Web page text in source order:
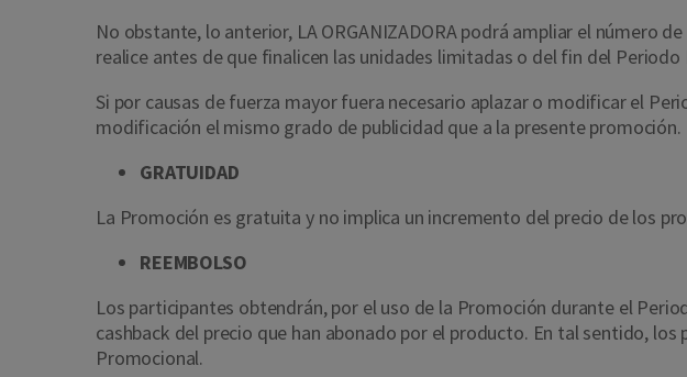
No obstante, lo anterior, LA ORGANIZADORA podrá ampliar el número
realice antes de que finalicen las unidades limitadas o del fin del
Si por causas de fuerza mayor fuera necesario aplazar o modificar el
modificación el mismo grado de publicidad que a la presente promoción.
GRATUIDAD
La Promoción es gratuita y no implica un incremento del precio de los
REEMBOLSO
Los participantes obtendrán, por el uso de la Promoción durante el
cashback del precio que han abonado por el producto. En tal sentido,
Promocional.